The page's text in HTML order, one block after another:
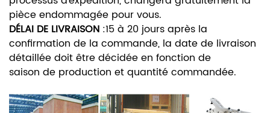
pièce endommagée pour vous.
DÉLAI DE LIVRAISON :15 à 20 jours après la
confirmation de la commande, la date de livraison
détaillée doit être décidée en fonction de
saison de production et quantité commandée.